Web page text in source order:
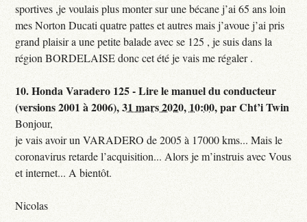
sportives ,je voulais plus monter sur une bécane j’ai 65 ans loin
mes Norton Ducati quatre pattes et autres mais j’avoue j’ai pris
grand plaisir a une petite balade avec se 125 , je suis dans la
région BORDELAISE donc cet été je vais me régaler .
10.Honda Varadero 125 - Lire le manuel du conducteur
(versions 2001 à 2006),31 mars 2020, 10:00,parCht’i Twin
Bonjour,
je vais avoir un VARADERO de 2005 à 17000 kms... Mais le
coronavirus retarde l’acquisition... Alors je m’instruis avec Vous
et internet... A bientôt.
Nicolas